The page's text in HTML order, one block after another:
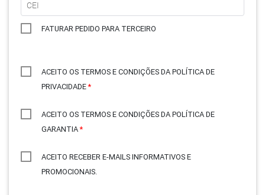
CEI
FATURAR PEDIDO PARA TERCEIRO
ACEITO OS TERMOS E CONDIÇÕES DA POLÍTICA DE
PRIVACIDADE*
ACEITO OS TERMOS E CONDIÇÕES DA POLÍTICA DE
GARANTIA*
ACEITO RECEBER E-MAILS INFORMATIVOS E
PROMOCIONAIS.